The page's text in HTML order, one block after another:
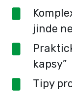
jinde
kapsy”
Tipy